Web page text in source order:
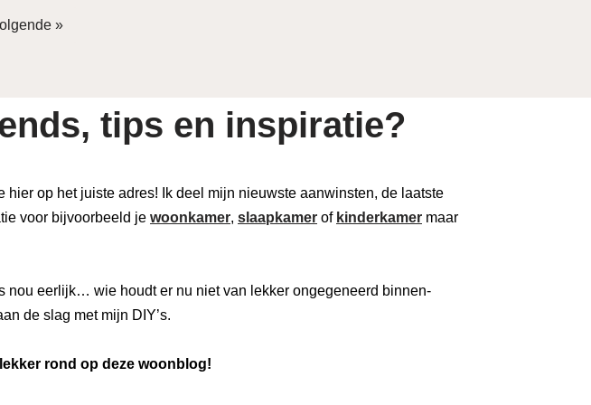
»
tips en inspiratie?
op het juiste adres! Ik deel mijn nieuwste aanwinsten, de laatste
voor bijvoorbeeld je woonkamer, slaapkamer of kinderkamer maar
nou eerlijk… wie houdt er nu niet van lekker ongegeneerd binnen-
de slag met mijn DIY’s.
rond op deze woonblog!